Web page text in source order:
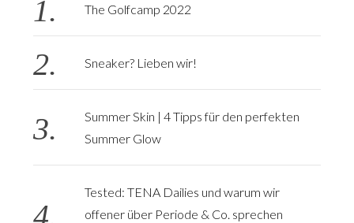
The Golfcamp 2022
Sneaker? Lieben wir!
Summer Skin | 4 Tipps für den perfekten
Summer Glow
Tested: TENA Dailies und warum wir
offener über Periode & Co. sprechen